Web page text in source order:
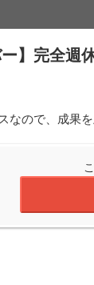
】完全週
なので、成果